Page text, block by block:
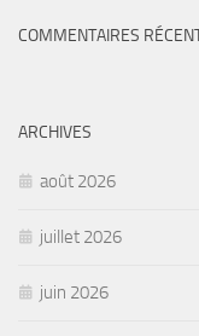
COMMENTAIRES
ARCHIVES
août 2026
juillet 2026
juin 2026